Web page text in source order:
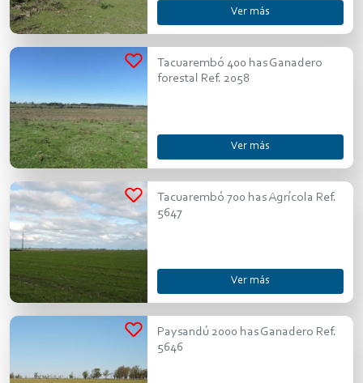
Ver más
Tacuarembó 400 has Ganadero
forestal Ref. 2058
Ver más
Tacuarembó 700 has Agrícola Ref.
5647
Ver más
Paysandú 2000 has Ganadero Ref.
5646